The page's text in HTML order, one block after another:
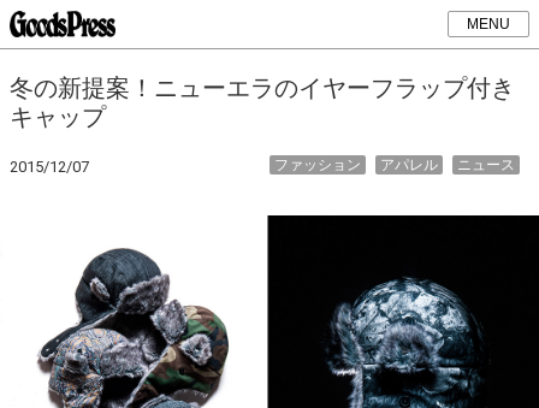
MENU
冬の新提案！ニューエラのイヤーフラップ付き
キャップ
2015/12/07 ニュース
アパレル
ファッション